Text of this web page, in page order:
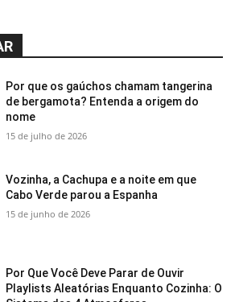
Por que os gaúchos chamam tangerina
de bergamota? Entenda a origem do
nome
15 de julho de 2026
Vozinha, a Cachupa e a noite em que
Cabo Verde parou a Espanha
15 de junho de 2026
Por Que Você Deve Parar de Ouvir
Playlists Aleatórias Enquanto Cozinha: O